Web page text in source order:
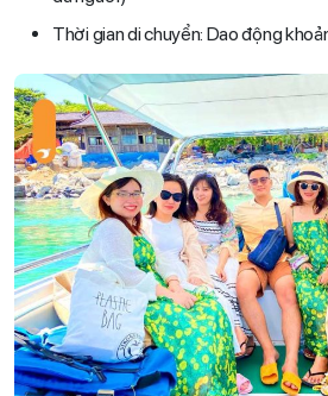
Thời gian di chuyển: Dao động